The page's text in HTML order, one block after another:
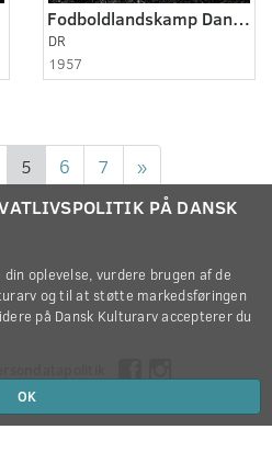
Fodboldlandskamp Danmark - Finland
DR
1957
5 6 7 »
2026
PÅ DANSK
oplevelse, vurdere brugen af de
og til at støtte markedsføringen
på Dansk Kulturarv accepterer du
OK